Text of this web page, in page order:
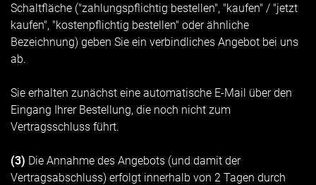
Schaltfläche ("zahlungspflichtig bestellen", "kaufen" / "jetzt
kaufen", "kostenpflichtig bestellen" oder ähnliche
Bezeichnung) geben Sie ein verbindliches Angebot bei uns
ab.
Sie erhalten zunächst eine automatische E-Mail über den
Eingang Ihrer Bestellung, die noch nicht zum
Vertragsschluss führt.
(3) Die Annahme des Angebots (und damit der
Vertragsabschluss) erfolgt innerhalb von 2 Tagen durch